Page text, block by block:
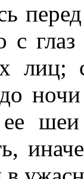
с
лиц;
ночи